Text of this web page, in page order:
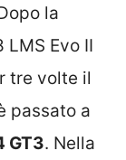
la
LMS Evo II
tre volte il
passato a
GT3. Nella